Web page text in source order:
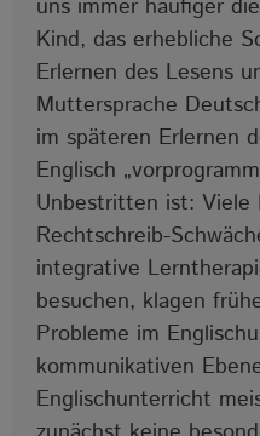
uns immer häufiger
Kind, das erhebliche
Erlernen des Lesens
Muttersprache
im späteren Erlernen
Englisch
Unbestritten ist: Viele
Rechtschreib-
integrative
besuchen, klagen
Probleme im
kommunikativen
Englischunterricht